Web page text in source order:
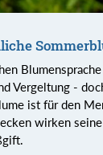
Vergeltung -
ist für den
wirken